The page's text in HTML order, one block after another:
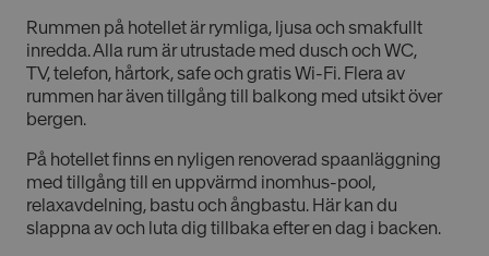
Rummen på hotellet är rymliga, ljusa och smakfullt
inredda. Alla rum är utrustade med dusch och WC,
TV, telefon, hårtork, safe och gratis Wi-Fi. Flera av
rummen har även tillgång till balkong med utsikt över
bergen.
På hotellet finns en nyligen renoverad spaanläggning
med tillgång till en uppvärmd inomhus-pool,
relaxavdelning, bastu och ångbastu. Här kan du
slappna av och luta dig tillbaka efter en dag i backen.